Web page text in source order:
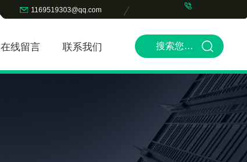
1169519303@qq.com
在线留言 联系我们